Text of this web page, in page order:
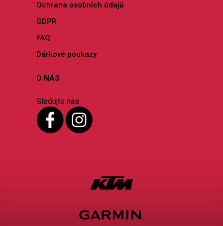
Ochrana osobních údajů
GDPR
FAQ
Dárkové poukazy
O NÁS
Sledujte nás